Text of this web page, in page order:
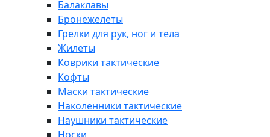
Балаклавы
Бронежелеты
Грелки для рук, ног и тела
Жилеты
Коврики тактические
Кофты
Маски тактические
Наколенники тактические
Наушники тактические